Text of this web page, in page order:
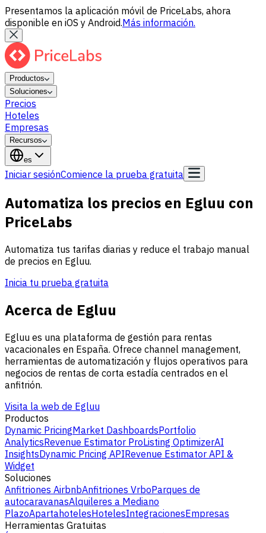
Presentamos la aplicación móvil de PriceLabs, ahora
disponible en iOS y Android.Más información.
Productos
Soluciones
Precios
Hoteles
Empresas
Recursos
es
Iniciar sesiónComience la prueba gratuita
Automatiza los precios en Egluu con
PriceLabs
Automatiza tus tarifas diarias y reduce el trabajo manual
de precios en Egluu.
Inicia tu prueba gratuita
Acerca de Egluu
Egluu es una plataforma de gestión para rentas
vacacionales en España. Ofrece channel management,
herramientas de automatización y flujos operativos para
negocios de rentas de corta estadía centrados en el
anfitrión.
Visita la web de Egluu
Productos
Dynamic PricingMarket DashboardsPortfolio
AnalyticsRevenue Estimator ProListing OptimizerAI
InsightsDynamic Pricing APIRevenue Estimator API &
Widget
Soluciones
Anfitriones AirbnbAnfitriones VrboParques de
autocaravanasAlquileres a Mediano
PlazoApartahotelesHotelesIntegracionesEmpresas
Herramientas Gratuitas